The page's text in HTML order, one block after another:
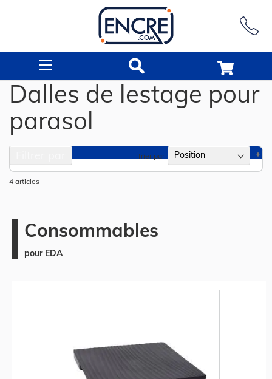
Dalles de lestage pour
parasol
4 articles
Trier par
Consommables
pour EDA